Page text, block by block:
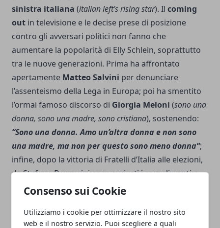
Consenso sui Cookie
Utilizziamo i cookie per ottimizzare il nostro sito
web e il nostro servizio. Puoi scegliere a quali
sinistra italiana (italian left’s rising star). Il coming
out in televisione e le decise prese di posizione
contro gli avversari politici non fanno che
aumentare la popolarità di Elly Schlein, soprattutto
tra le nuove generazioni. Prima ha affrontato
apertamente Matteo Salvini per denunciare
l’assenteismo della Lega in Europa; poi ha smentito
l’ormai famoso discorso di Giorgia Meloni (sono una
donna, sono una madre, sono cristiana), sostenendo:
“Sono una donna. Amo un’altra donna e non sono
una madre, ma non per questo sono meno donna”;
infine, dopo la vittoria di Fratelli d’Italia alle elezioni,
da Stefano Bonaccini sono arrivati i complimenti a
Giorgia Meloni per la vittoria politica, da Elly Schlein
dichiarazione. Insomma, se Elly Schlein dovesse